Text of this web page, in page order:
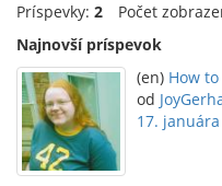
Príspevky: 2 Počet
Najnovší príspevok
(en) How
od
17.